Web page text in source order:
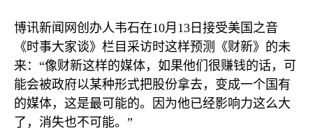
博讯新闻网创办人韦石在10月 13 日接受美国之音
《时事大家谈》栏目采访时这样预测《财新》的未
来：“像财新这样的媒体，如果他们很赚钱的话，可
能会被政府以某种形式把股份拿去，变成一个国有
的媒体，这是最可能的。因为他已经影响力这么大
了，消失也不可能。”